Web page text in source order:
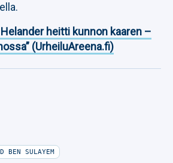
heitti kunnon kaaren –
(UrheiluAreena.fi)
BEN SULAYEM